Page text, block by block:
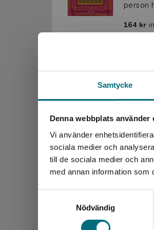
Samtycke
Denna webbplats använder
Vi använder
sociala medier och
till de sociala medier och
med annan information som
Nödvändig
person
164 kr
Exkl.
Noras
tycker
142 kr
Noras